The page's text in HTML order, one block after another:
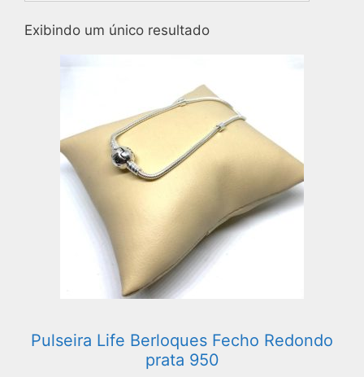
Exibindo um único resultado
Pulseira Life Berloques Fecho Redondo
prata 950